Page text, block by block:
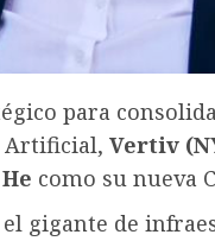
para
Artificial, Vertiv
como su nueva
gigante de